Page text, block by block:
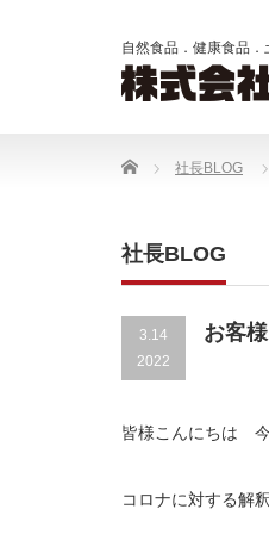
Home 社長BLOG
社長BLOG
3.14
2022
お客
皆様こんにちは
コロナに対する解